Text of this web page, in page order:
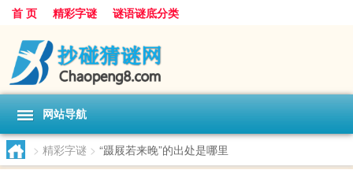
首 页 精彩字谜 谜语谜底分类
网站导航
> 精彩字谜 > “蹑屐若来晚”的出处是哪里